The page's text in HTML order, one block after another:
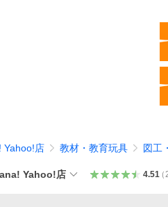
Yahoo!店 教材・教育玩具 図工
Yahoo!店 4.51（